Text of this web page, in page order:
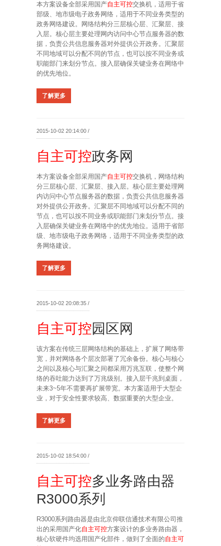
本方案设备全部采用国产自主可控交换机，适用于省
部级、地市级电子政务网络，适用于不同业务类型的
政务网络建设。网络结构分三层核心层、汇聚层、接
入层。核心层主要处理网内访问中心节点服务器的数
据，负责公共信息服务器对外提供公开政务。汇聚层
不同地域可以分配不同的节点，也可以按不同业务或
职能部门来划分节点。接入层确保关键业务在网络中
的优先地位。
了解更多
2015-10-02 20:14:00 /
自主可控政务网
本方案设备全部采用国产自主可控交换机，网络结构
分三层核心层、汇聚层、接入层。核心层主要处理网
内访问中心节点服务器的数据，负责公共信息服务器
对外提供公开政务。汇聚层不同地域可以分配不同的
节点，也可以按不同业务或职能部门来划分节点。接
入层确保关键业务在网络中的优先地位。适用于省部
级、地市级电子政务网络，适用于不同业务类型的政
务网络建设。
了解更多
2015-10-02 20:08:35 /
自主可控园区网
该方案在传统三层网络结构的基础上，扩展了网络带
宽，并对网络各个层次部署了冗余备份。核心与核心
之间以及核心与汇聚之间都采用万兆互联，使整个网
络的吞吐能力达到了万兆级别。接入层千兆到桌面，
未来3~5年不需要再扩展带宽。本方案适用于大型企
业，对于安全性要求较高、数据重要的大型企业。
了解更多
2015-10-02 18:54:00 /
自主可控多业务路由器
R3000系列
R3000系列路由器是由北京仰联信通技术有限公司推
出的采用国产化自主可控方案设计的多业务路由器，
核心软硬件均选用国产化部件，做到了全面的自主可